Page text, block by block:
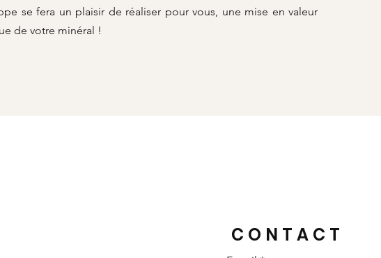
se fera un plaisir de réaliser pour vous, une mise en valeur
de votre minéral !
CONTACT